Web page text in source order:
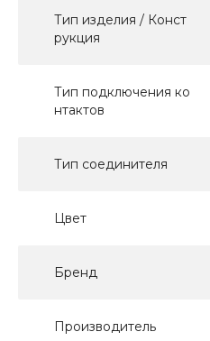
Тип изделия / Конст
рукция
Тип подключения ко
нтактов
Тип соединителя
Цвет
Бренд
Производитель